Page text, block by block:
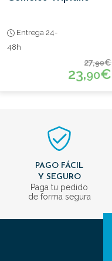
Entrega 24-
48h
27,90€
23,90€
PAGO FÁCIL
Y SEGURO
Paga tu pedido
de forma segura